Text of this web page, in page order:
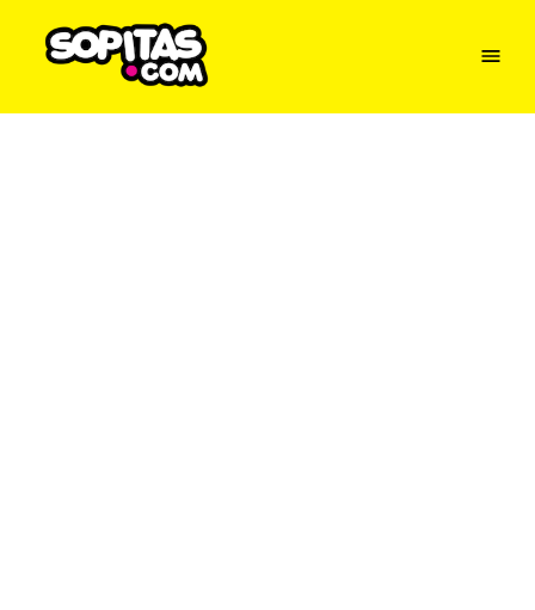
Menu